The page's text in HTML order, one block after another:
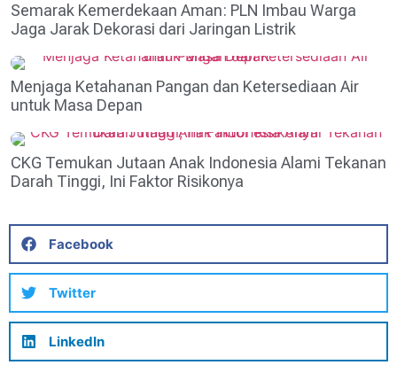
Semarak Kemerdekaan Aman: PLN Imbau Warga
Jaga Jarak Dekorasi dari Jaringan Listrik
Menjaga Ketahanan Pangan dan Ketersediaan Air
untuk Masa Depan
CKG Temukan Jutaan Anak Indonesia Alami Tekanan
Darah Tinggi, Ini Faktor Risikonya
Facebook
Twitter
LinkedIn